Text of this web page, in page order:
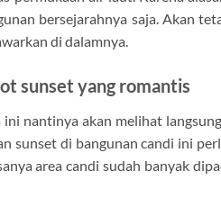
bersejarahnya saja. Akan
di dalamnya.
sunset yang romantis
nantinya akan melihat
sunset di bangunan candi ini
area candi sudah banyak